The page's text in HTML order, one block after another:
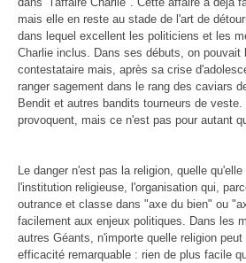
mais elle en reste au stade de l'art de
dans lequel excellent les politiciens et les
Charlie inclus. Dans ses débuts, on pouvait
contestataire mais, après sa crise
ranger sagement dans le rang des caviars
Bendit et autres bandits tourneurs de
provoquent, mais ce n'est pas pour autant
Le danger n'est pas la religion, quelle
l'institution religieuse, l'organisation qui,
outrance et classe dans "axe du bien" ou
facilement aux enjeux politiques. Dans les
autres Géants, n'importe quelle religion
efficacité remarquable : rien de plus facile